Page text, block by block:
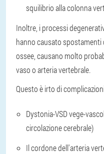
squilibrio alla colonna
Inoltre, i processi
hanno causato spostamenti
ossee, causano molto
vaso o arteria vertebrale.
Questo è irto di
Dystonia-VSD vege-
circolazione cerebrale)
Il cordone dell'arteria